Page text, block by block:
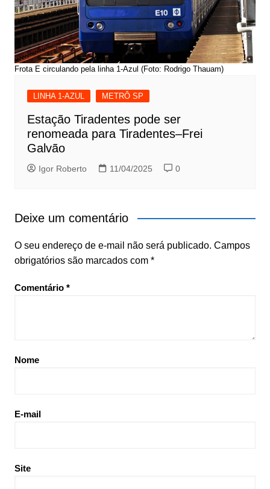
Frota E circulando pela linha 1-Azul (Foto: Rodrigo Thauam)
LINHA 1-AZUL METRÔ SP
Estação Tiradentes pode ser
renomeada para Tiradentes–Frei
Galvão
Igor Roberto 11/04/2025 0
Deixe um comentário
O seu endereço de e-mail não será publicado. Campos
obrigatórios são marcados com *
Comentário *
Nome
E-mail
Site